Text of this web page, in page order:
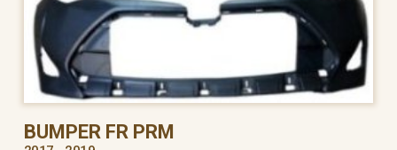
BUMPER FR PRM